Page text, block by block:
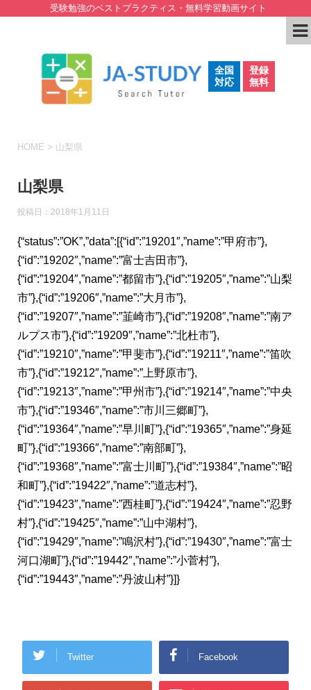
受験勉強のベストプラクティス・無料学習動画サイト
全国
対応
登録
無料
HOME > 山梨県
山梨県
投稿日： 2018年1月11日
{“status”:”OK”,”data”:[{“id”:”19201″,”name”:”甲府市”},
{“id”:”19202″,”name”:”富士吉田市”},
{“id”:”19204″,”name”:”都留市”},{“id”:”19205″,”name”:”山梨
市”},{“id”:”19206″,”name”:”大月市”},
{“id”:”19207″,”name”:”韮崎市”},{“id”:”19208″,”name”:”南ア
ルプス市”},{“id”:”19209″,”name”:”北杜市”},
{“id”:”19210″,”name”:”甲斐市”},{“id”:”19211″,”name”:”笛吹
市”},{“id”:”19212″,”name”:”上野原市”},
{“id”:”19213″,”name”:”甲州市”},{“id”:”19214″,”name”:”中央
市”},{“id”:”19346″,”name”:”市川三郷町”},
{“id”:”19364″,”name”:”早川町”},{“id”:”19365″,”name”:”身延
町”},{“id”:”19366″,”name”:”南部町”},
{“id”:”19368″,”name”:”富士川町”},{“id”:”19384″,”name”:”昭
和町”},{“id”:”19422″,”name”:”道志村”},
{“id”:”19423″,”name”:”西桂町”},{“id”:”19424″,”name”:”忍野
村”},{“id”:”19425″,”name”:”山中湖村”},
{“id”:”19429″,”name”:”鳴沢村”},{“id”:”19430″,”name”:”富士
河口湖町”},{“id”:”19442″,”name”:”小菅村”},
{“id”:”19443″,”name”:”丹波山村”}]}
Twitter Facebook